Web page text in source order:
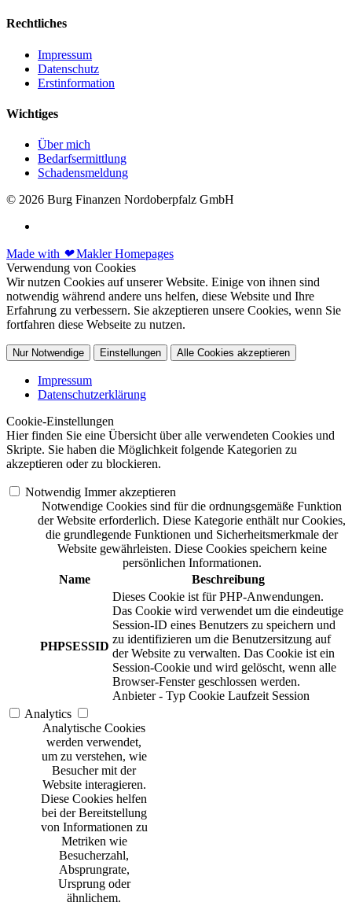
Rechtliches
Impressum
Datenschutz
Erstinformation
Wichtiges
Über mich
Bedarfsermittlung
Schadensmeldung
© 2026 Burg Finanzen Nordoberpfalz GmbH
Made with ❤Makler Homepages
Verwendung von Cookies
Wir nutzen Cookies auf unserer Website. Einige von ihnen sind
notwendig während andere uns helfen, diese Website und Ihre
Erfahrung zu verbessern. Sie akzeptieren unsere Cookies, wenn Sie
fortfahren diese Webseite zu nutzen.
Nur Notwendige Einstellungen Alle Cookies akzeptieren
Impressum
Datenschutzerklärung
Cookie-Einstellungen
Hier finden Sie eine Übersicht über alle verwendeten Cookies und
Skripte. Sie haben die Möglichkeit folgende Kategorien zu
akzeptieren oder zu blockieren.
Notwendig Immer akzeptieren
Notwendige Cookies sind für die ordnungsgemäße Funktion
der Website erforderlich. Diese Kategorie enthält nur Cookies,
die grundlegende Funktionen und Sicherheitsmerkmale der
Website gewährleisten. Diese Cookies speichern keine
persönlichen Informationen.
Name
Beschreibung
PHPSESSID
Dieses Cookie ist für PHP-Anwendungen.
Das Cookie wird verwendet um die eindeutige
Session-ID eines Benutzers zu speichern und
zu identifizieren um die Benutzersitzung auf
der Website zu verwalten. Das Cookie ist ein
Session-Cookie und wird gelöscht, wenn alle
Browser-Fenster geschlossen werden.
Anbieter - Typ Cookie Laufzeit Session
Analytics
Analytische Cookies
werden verwendet,
um zu verstehen, wie
Besucher mit der
Website interagieren.
Diese Cookies helfen
bei der Bereitstellung
von Informationen zu
Metriken wie
Besucherzahl,
Absprungrate,
Ursprung oder
ähnlichem.